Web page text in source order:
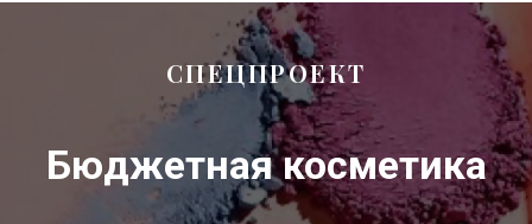
СПЕЦПРОЕКТ
Бюджетная косметика